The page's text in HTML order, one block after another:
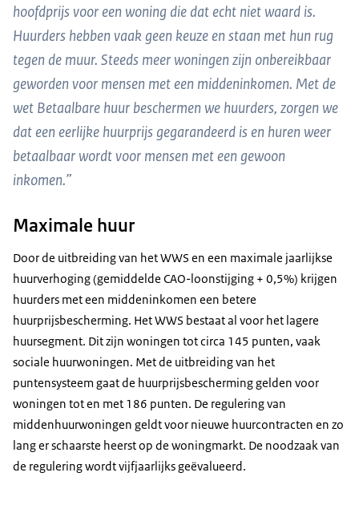
hoofdprijs voor een woning die dat echt niet waard is.
Huurders hebben vaak geen keuze en staan met hun rug
tegen de muur. Steeds meer woningen zijn onbereikbaar
geworden voor mensen met een middeninkomen. Met de
wet Betaalbare huur beschermen we huurders, zorgen we
dat een eerlijke huurprijs gegarandeerd is en huren weer
betaalbaar wordt voor mensen met een gewoon
inkomen.”
Maximale huur
Door de uitbreiding van het WWS en een maximale jaarlijkse
huurverhoging (gemiddelde CAO-loonstijging + 0,5%) krijgen
huurders met een middeninkomen een betere
huurprijsbescherming. Het WWS bestaat al voor het lagere
huursegment. Dit zijn woningen tot circa 145 punten, vaak
sociale huurwoningen. Met de uitbreiding van het
puntensysteem gaat de huurprijsbescherming gelden voor
woningen tot en met 186 punten. De regulering van
middenhuurwoningen geldt voor nieuwe huurcontracten en zo
lang er schaarste heerst op de woningmarkt. De noodzaak van
de regulering wordt vijfjaarlijks geëvalueerd.